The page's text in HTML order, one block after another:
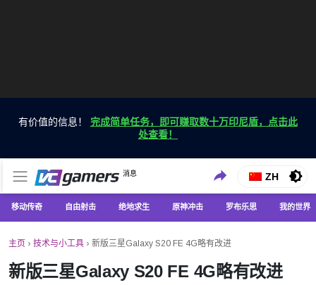
有价值的信息！ 完成简单任务，即可赚取数十万印尼盾，点击此
处查看！
VC游戏新闻
消息
仅在 VCGamers 获取最新的游戏新闻
ZH
移动传奇 自由射击 绝地求生 原神冲击 罗布乐思 我的世界
主页 › 技术与小工具 › 新版三星Galaxy S20 FE 4G略有改进
新版三星Galaxy S20 FE 4G略有改进